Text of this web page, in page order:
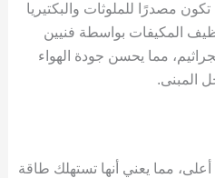
مصدرًا للملوثات والبكتيريا
المكيفات بواسطة فنيين
مما يحسن جودة الهواء
المبنى.
مما يعني أنها تستهلك طاقة